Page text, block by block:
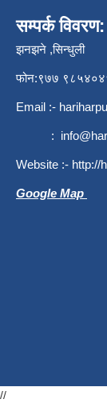
सम्पर्क विवरण:
झनझने ,सिन्धुली
फोन:९७७
Email :-
:
Website :- http://
Google Map
//